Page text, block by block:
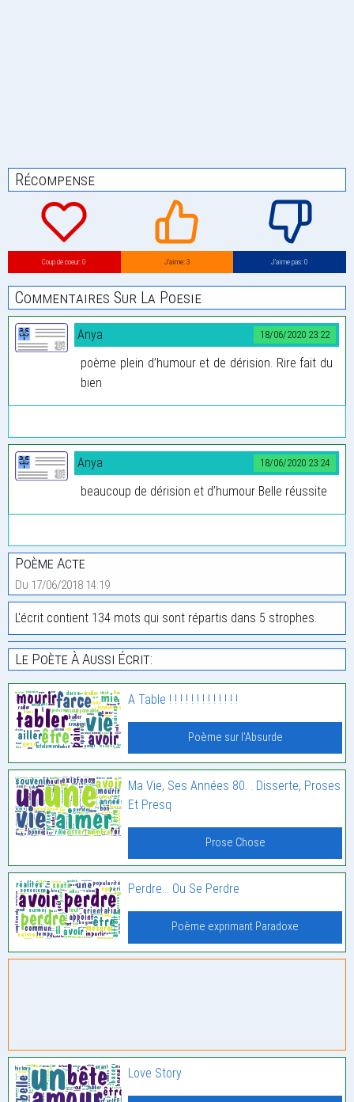
Récompense
Coup de coeur: 0 J’aime: 3 J’aime pas: 0
Commentaires Sur La Poesie
18/06/2020 23:22
Anya
poème plein d’humour et de dérision. Rire fait du
bien
18/06/2020 23:24
Anya
beaucoup de dérision et d’humour Belle réussite
Poème Acte
Du 17/06/2018 14:19
L'écrit contient 134 mots qui sont répartis dans 5 strophes.
Le Poète À Aussi Écrit:
A Table ! ! ! ! ! ! ! ! ! ! ! ! !
Poème sur l'Absurde
Ma Vie, Ses Années 80. . Disserte, Proses
Et Presq
Prose Chose
Perdre… Ou Se Perdre
Poème exprimant Paradoxe
Love Story